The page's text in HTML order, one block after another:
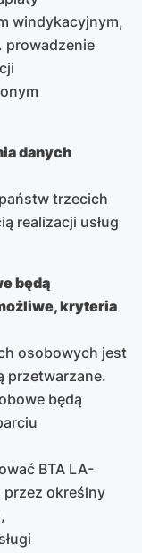
windykacyjnym,
prowadzenie
danych
trzecich
realizacji usług
będą
kryteria
osobowych jest
przetwarzane.
będą
BTA LA-
przez określny